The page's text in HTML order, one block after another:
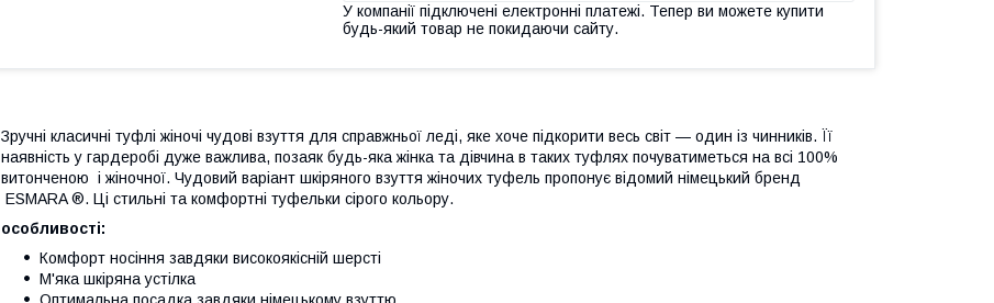
У компанії підключені електронні платежі. Тепер ви можете купити
будь-який товар не покидаючи сайту.
Зручні класичні туфлі жіночі чудові взуття для справжньої леді, яке хоче підкорити весь світ — один із чинників. Її
наявність у гардеробі дуже важлива, позаяк будь-яка жінка та дівчина в таких туфлях почуватиметься на всі 100%
витонченою і жіночної. Чудовий варіант шкіряного взуття жіночих туфель пропонує відомий німецький бренд
ESMARA ®. Ці стильні та комфортні туфельки сірого кольору.
особливості:
Комфорт носіння завдяки високоякісній шерсті
М'яка шкіряна устілка
Оптимальна посадка завдяки німецькому взуттю